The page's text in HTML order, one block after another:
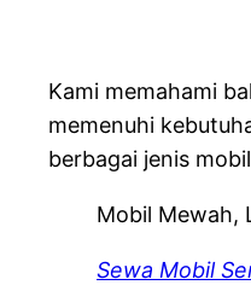
Kami memahami
memenuhi
berbagai jenis
Mobil Mewah,
Sewa Mobil